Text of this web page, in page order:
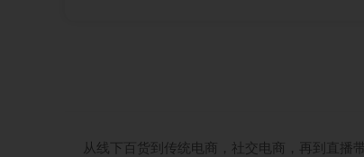
从线下百货到传统电商，社交电商，再到直播